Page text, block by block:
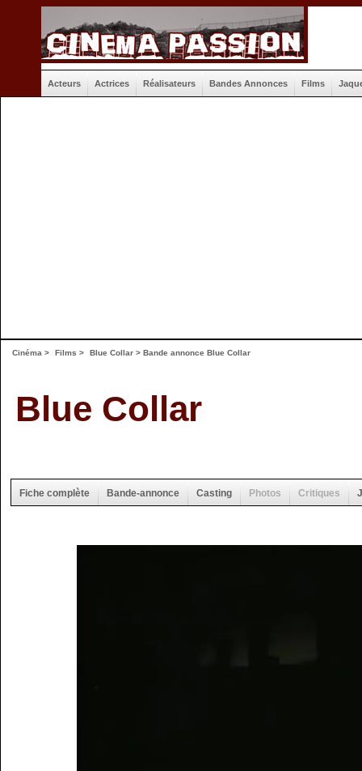
Acteurs Actrices Réalisateurs Bandes Annonces Films
Cinéma > Films > Blue Collar > Bande annonce Blue Collar
Blue Collar
Fiche complète Bande-annonce Casting Photos Critiques